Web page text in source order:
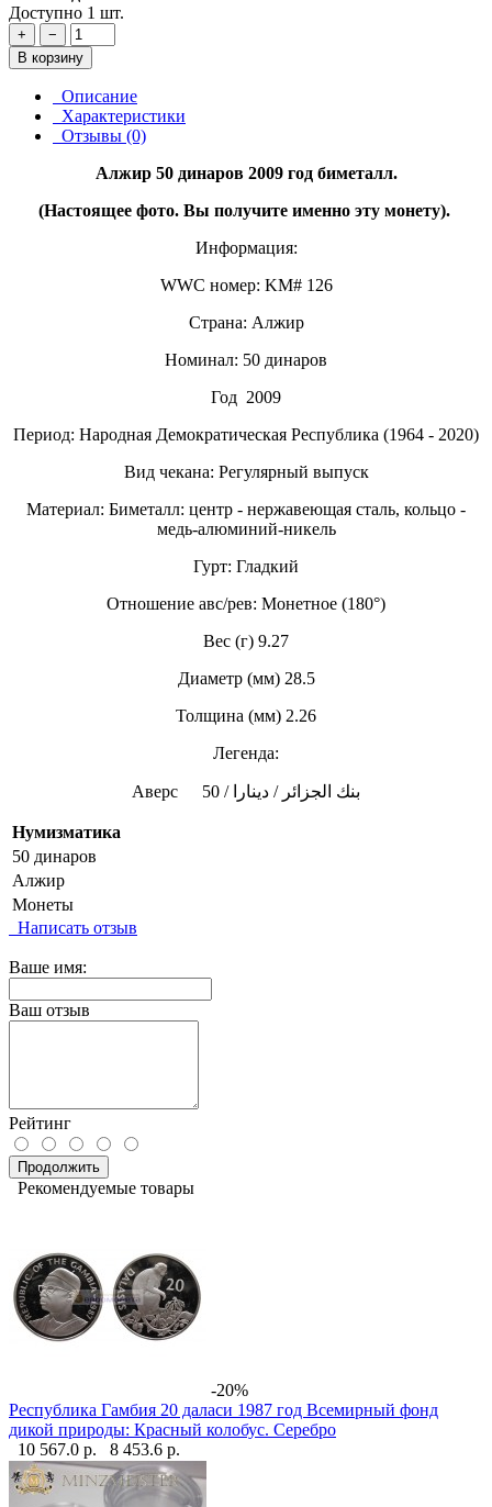
Доступно 1 шт.
+
−
В корзину
Описание
Характеристики
Отзывы (0)
Алжир 50 динаров 2009 год биметалл.
(Настоящее фото. Вы получите именно эту монету).
Информация:
WWC номер: KM# 126
Страна: Алжир
Номинал: 50 динаров
Год 2009
Период: Народная Демократическая Республика (1964 - 2020)
Вид чекана: Регулярный выпуск
Материал: Биметалл: центр - нержавеющая сталь, кольцо -
медь-алюминий-никель
Гурт: Гладкий
Отношение авс/рев: Монетное (180°)
Вес (г) 9.27
Диаметр (мм) 28.5
Толщина (мм) 2.26
Легенда:
Аверс 50 / بنك الجزائر / دينارا
Нумизматика
50 динаров
Алжир
Монеты
Написать отзыв
Ваше имя:
Ваш отзыв
Рейтинг
Продолжить
Рекомендуемые товары
-20%
Республика Гамбия 20 даласи 1987 год Всемирный фонд
дикой природы: Красный колобус. Серебро
10 567.0 р.
8 453.6 р.